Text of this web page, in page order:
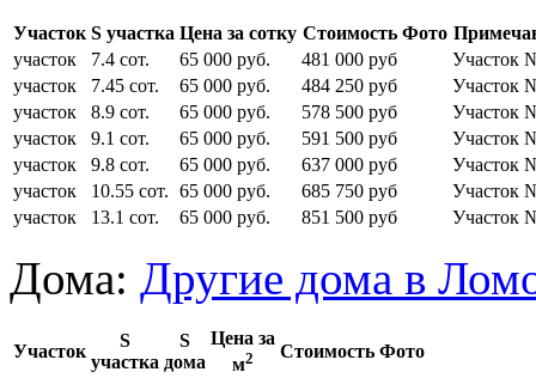
Участок S участка Цена за сотку Стоимость Фото
участок
7.4 сот. 65 000 руб. 481 000 руб
Участок
участок
7.45 сот. 65 000 руб. 484 250 руб
Участок
участок
8.9 сот. 65 000 руб. 578 500 руб
Участок
участок
9.1 сот. 65 000 руб. 591 500 руб
Участок
участок
9.8 сот. 65 000 руб. 637 000 руб
Участок
участок
10.55 сот. 65 000 руб. 685 750 руб
Участок
участок
13.1 сот. 65 000 руб. 851 500 руб Участок
Дома: Другие дома в
Участок
S
участка
S
дома
Цена за
м2 Стоимость Фото